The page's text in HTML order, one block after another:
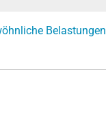
Belastungen